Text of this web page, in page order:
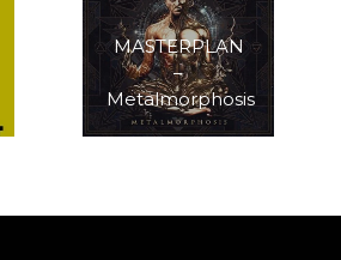
MASTERPLAN
–
Metalmorphosis